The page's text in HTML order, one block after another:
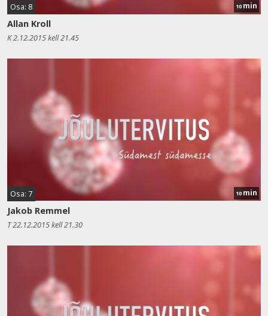
Osa: 8 10 min
Allan Kroll
K 2.12.2015 kell 21.45
Osa: 7 10 min
Jakob Remmel
T 22.12.2015 kell 21.30